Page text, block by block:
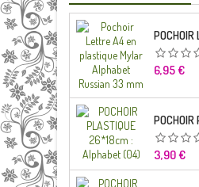
Prix
6,95 €
Prix
3,90 €